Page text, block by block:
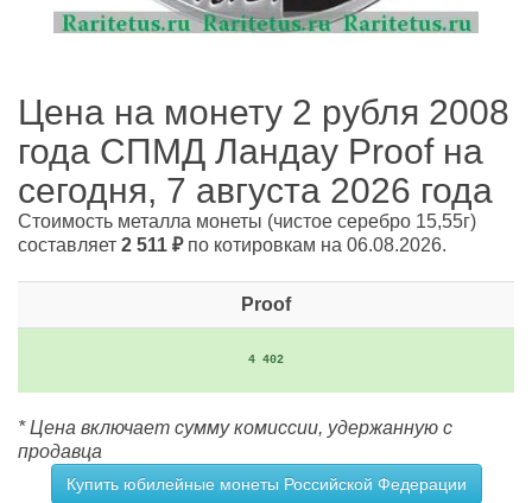
Цена на монету 2 рубля 2008
года СПМД Ландау Proof на
сегодня, 7 августа 2026 года
Стоимость металла монеты (чистое серебро 15,55г)
составляет 2 511 ₽по котировкам на 06.08.2026.
Proof
4 402
* Цена включает сумму комиссии, удержанную с
продавца
Купить юбилейные монеты Российской Федерации